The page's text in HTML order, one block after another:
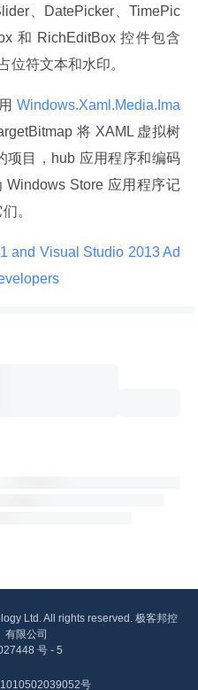
、DatePicker、TimePic
和 RichEditBox 控件包含
位符文本和水印。
Windows.Xaml.Media.Ima
将 XAML 虚拟树
项目，hub 应用程序和编码
Windows Store 应用程序记
。
and Visual Studio 2013 Ad
Ltd. All rights reserved. 极客邦控
有限公司
号 - 5
号